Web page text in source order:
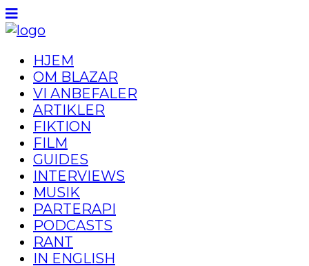
HJEM
OM BLAZAR
VI ANBEFALER
ARTIKLER
FIKTION
FILM
GUIDES
INTERVIEWS
MUSIK
PARTERAPI
PODCASTS
RANT
IN ENGLISH